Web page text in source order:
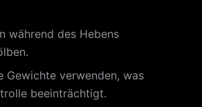
während des Hebens
Gewichte verwenden, was
beeinträchtigt.